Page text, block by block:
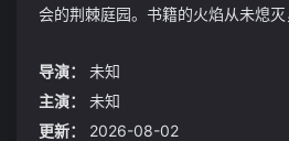
会的荆棘庭园。书籍的火焰从未熄
导演：
未知
主演：
未知
更新：
2026-08-02